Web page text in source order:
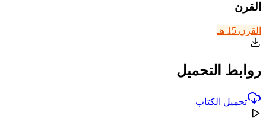
القرن
القرن 15 هـ
روابط التحميل
تحميل الكتاب